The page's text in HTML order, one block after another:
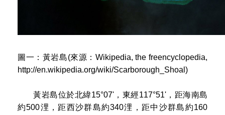
圖一：黃岩島(來源：Wikipedia, the freencyclopedia,
http://en.wikipedia.org/wiki/Scarborough_Shoal)
黃岩島位於北緯15°07'，東經117°51'，距海南島
約500浬，距西沙群島約340浬，距中沙群島約160